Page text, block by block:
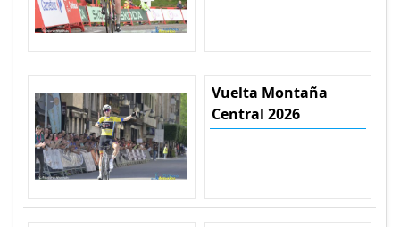
Vuelta Montaña
Central 2026